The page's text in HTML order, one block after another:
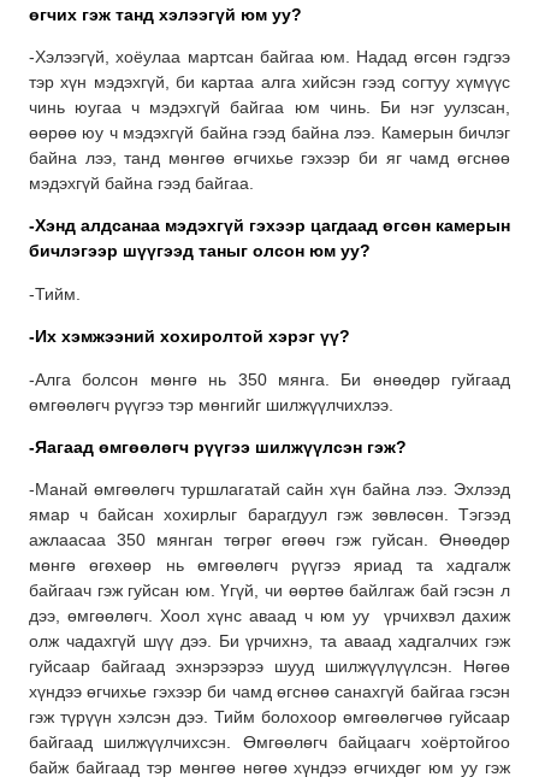
өгчих гэж танд хэлээгүй юм уу?
-Хэлээгүй, хоёулаа мартсан байгаа юм. Надад өгсөн гэдгээ
тэр хүн мэдэхгүй, би картаа алга хийсэн гээд согтуу хүмүүс
чинь юугаа ч мэдэхгүй байгаа юм чинь. Би нэг уулзсан,
өөрөө юу ч мэдэхгүй байна гээд байна лээ. Камерын бичлэг
байна лээ, танд мөнгөө өгчихье гэхээр би яг чамд өгснөө
мэдэхгүй байна гээд байгаа.
-Хэнд алдсанаа мэдэхгүй гэхээр цагдаад өгсөн камерын
бичлэгээр шүүгээд таныг олсон юм уу?
-Тийм.
-Их хэмжээний хохиролтой хэрэг үү?
-Алга болсон мөнгө нь 350 мянга. Би өнөөдөр гуйгаад
өмгөөлөгч рүүгээ тэр мөнгийг шилжүүлчихлээ.
-Яагаад өмгөөлөгч рүүгээ шилжүүлсэн гэж?
-Манай өмгөөлөгч туршлагатай сайн хүн байна лээ. Эхлээд
ямар ч байсан хохирлыг барагдуул гэж зөвлөсөн. Тэгээд
ажлаасаа 350 мянган төгрөг өгөөч гэж гуйсан. Өнөөдөр
мөнгө өгөхөөр нь өмгөөлөгч рүүгээ яриад та хадгалж
байгаач гэж гуйсан юм. Үгүй, чи өөртөө байлгаж бай гэсэн л
дээ, өмгөөлөгч. Хоол хүнс аваад ч юм уу үрчихвэл дахиж
олж чадахгүй шүү дээ. Би үрчихнэ, та аваад хадгалчих гэж
гуйсаар байгаад эхнэрээрээ шууд шилжүүлүүлсэн. Нөгөө
хүндээ өгчихье гэхээр би чамд өгснөө санахгүй байгаа гэсэн
гэж түрүүн хэлсэн дээ. Тийм болохоор өмгөөлөгчөө гуйсаар
байгаад шилжүүлчихсэн. Өмгөөлөгч байцаагч хоёртойгоо
байж байгаад тэр мөнгөө нөгөө хүндээ өгчихдөг юм уу гэж